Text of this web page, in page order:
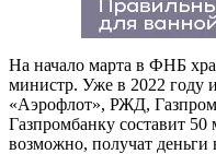
На начало марта в ФНБ
министр. Уже в 2022 году
«Аэрофлот», РЖД,
Газпромбанку составит
возможно, получат деньги